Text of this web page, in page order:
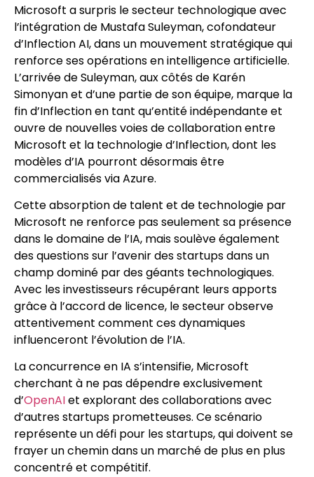
Microsoft a surpris le secteur technologique avec
l’intégration de Mustafa Suleyman, cofondateur
d’Inflection AI, dans un mouvement stratégique qui
renforce ses opérations en intelligence artificielle.
L’arrivée de Suleyman, aux côtés de Karén
Simonyan et d’une partie de son équipe, marque la
fin d’Inflection en tant qu’entité indépendante et
ouvre de nouvelles voies de collaboration entre
Microsoft et la technologie d’Inflection, dont les
modèles d’IA pourront désormais être
commercialisés via Azure.
Cette absorption de talent et de technologie par
Microsoft ne renforce pas seulement sa présence
dans le domaine de l’IA, mais soulève également
des questions sur l’avenir des startups dans un
champ dominé par des géants technologiques.
Avec les investisseurs récupérant leurs apports
grâce à l’accord de licence, le secteur observe
attentivement comment ces dynamiques
influenceront l’évolution de l’IA.
La concurrence en IA s’intensifie, Microsoft
cherchant à ne pas dépendre exclusivement
d’OpenAIet explorant des collaborations avec
d’autres startups prometteuses. Ce scénario
représente un défi pour les startups, qui doivent se
frayer un chemin dans un marché de plus en plus
concentré et compétitif.